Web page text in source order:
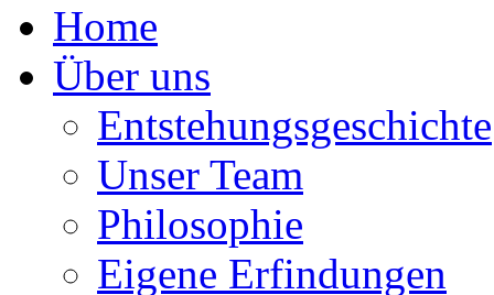
Home
Über uns
Entstehungsgeschichte
Unser Team
Philosophie
Eigene Erfindungen